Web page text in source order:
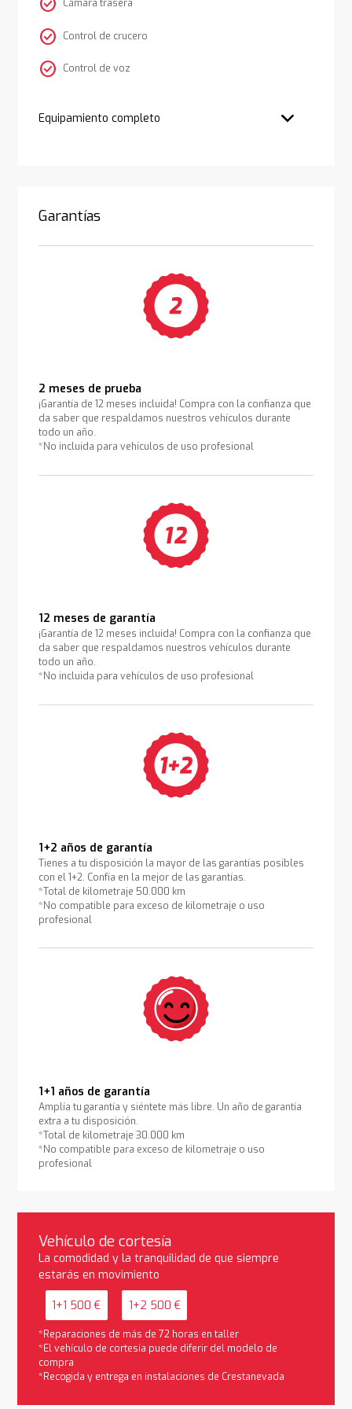
Cámara trasera
check_circle Control de crucero
check_circle Control de voz
Equipamiento completo
Garantías
2 meses de prueba
¡Garantía de 12 meses incluida! Compra con la confianza que
da saber que respaldamos nuestros vehículos durante
todo un año.
*No incluida para vehículos de uso profesional
12 meses de garantía
¡Garantía de 12 meses incluida! Compra con la confianza que
da saber que respaldamos nuestros vehículos durante
todo un año.
*No incluida para vehículos de uso profesional
1+2 años de garantía
Tienes a tu disposición la mayor de las garantías posibles
con el 1+2. Confía en la mejor de las garantías.
*Total de kilometraje 50.000 km
*No compatible para exceso de kilometraje o uso
profesional
1+1 años de garantía
Amplía tu garantía y siéntete más libre. Un año de garantía
extra a tu disposición.
*Total de kilometraje 30.000 km
*No compatible para exceso de kilometraje o uso
profesional
Vehículo de cortesía
La comodidad y la tranquilidad de que siempre
estarás en movimiento
1+1 500 € 1+2 500 €
*Reparaciones de más de 72 horas en taller
*El vehículo de cortesía puede diferir del modelo de
compra
*Recogida y entrega en instalaciones de Crestanevada